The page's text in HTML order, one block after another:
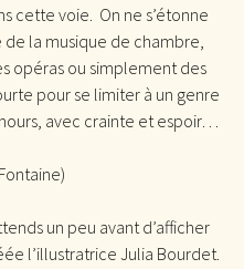
cette voie. On ne s’étonne
de la musique de chambre,
opéras ou simplement des
pour se limiter à un genre
avec crainte et espoir…
un peu avant d’afficher
l’illustratrice Julia Bourdet.